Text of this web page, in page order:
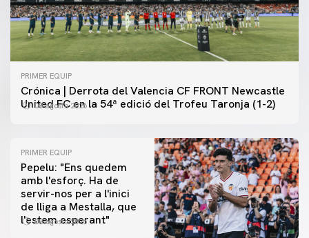
PRIMER EQUIP
Crónica | Derrota del Valencia CF FRONT Newcastle
United FC en la 54ª edició del Trofeu Taronja (1-2)
08 agosto 2026
PRIMER EQUIP
Pepelu: "Ens quedem
amb l'esforç. Ha de
servir-nos per a l'inici
de lliga a Mestalla, que
l'estem esperant"
08 agosto 2026
PRIMER EQUIP
📸 #ValenciaNUFC
PRIMER EQUIP
MESTALLA 📍